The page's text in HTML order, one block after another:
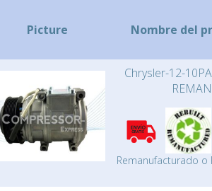
Picture Nombre del
Chrysler-12-
REMAN
Remanufacturado o